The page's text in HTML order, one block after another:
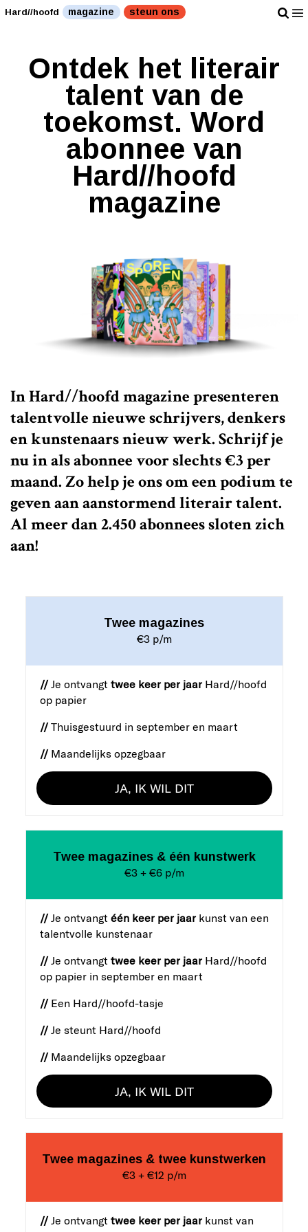
Hard//hoofd magazine steun ons
Ontdek het literair
talent van de
toekomst. Word
abonnee van
Hard//hoofd
magazine
In Hard//hoofd magazine presenteren
talentvolle nieuwe schrijvers, denkers
en kunstenaars nieuw werk. Schrijf je
nu in als abonnee voor slechts €3 per
maand. Zo help je ons om een podium te
geven aan aanstormend literair talent.
Al meer dan 2.450 abonnees sloten zich
aan!
Twee magazines
€3 p/m
//Je ontvangt twee keer per jaarHard//hoofd
op papier
// Thuisgestuurd in september en maart
// Maandelijks opzegbaar
JA, IK WIL DIT
Twee magazines & één kunstwerk
€3 + €6 p/m
// Je ontvangt één keer per jaarkunst van een
talentvolle kunstenaar
//Je ontvangt twee keer per jaarHard//hoofd
op papier in september en maart
//Een Hard//hoofd-tasje
//Je steunt Hard//hoofd
// Maandelijks opzegbaar
JA, IK WIL DIT
Twee magazines & twee kunstwerken
€3 + €12 p/m
// Je ontvangt twee keer per jaar kunst van